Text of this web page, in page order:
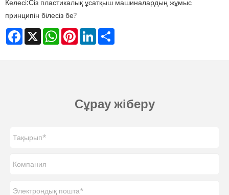
Келесі:Сіз пластикалық ұсатқыш машиналардың жұмыс
принципін білесіз бе?
Facebook
X WhatsAppPinterestLinkedIn
Сұрау жіберу